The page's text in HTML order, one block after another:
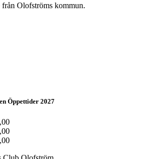
Olofströms kommun.
Öppettider 2027